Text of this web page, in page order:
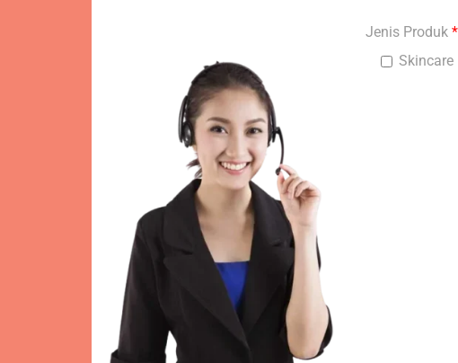
Jenis Produk*
Skincare